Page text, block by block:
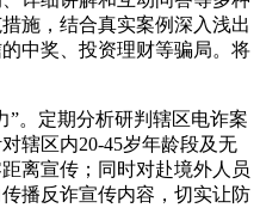
施，结合真实案例深入浅出
中奖、投资理财等骗局。将
”。定期分析研判辖区电诈案
辖区内20-45岁年龄段及无
离宣传；同时对赴境外人员
播反诈宣传内容，切实让防